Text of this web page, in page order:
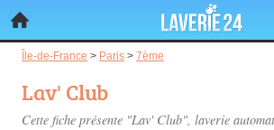
Île-de-France > Paris > 7ème
Lav' Club
Cette fiche présente "Lav' Club", laverie